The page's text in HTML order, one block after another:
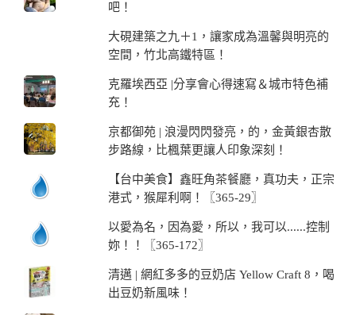
吧！
大硯建築之九＋1，讓家成為溫馨與明亮的
空間，竹北高鐵特區！
克羅埃西亞 |分享會心得速寫＆城市特色補
充！
京都御苑 | 浪漫閃閃發亮，的，金黃銀杏散
步路線，比楓葉更讓人印象深刻！
【台中美食】鑫旺角茶餐廳，真功夫，正宗
港式，猴犀利啊！〖365-29〗
以愛為名，因為愛，所以，我可以......控制
妳！！〖365-172〗
清邁 | 網紅多多的豆奶店 Yellow Craft 8，喝
出豆奶新風味！